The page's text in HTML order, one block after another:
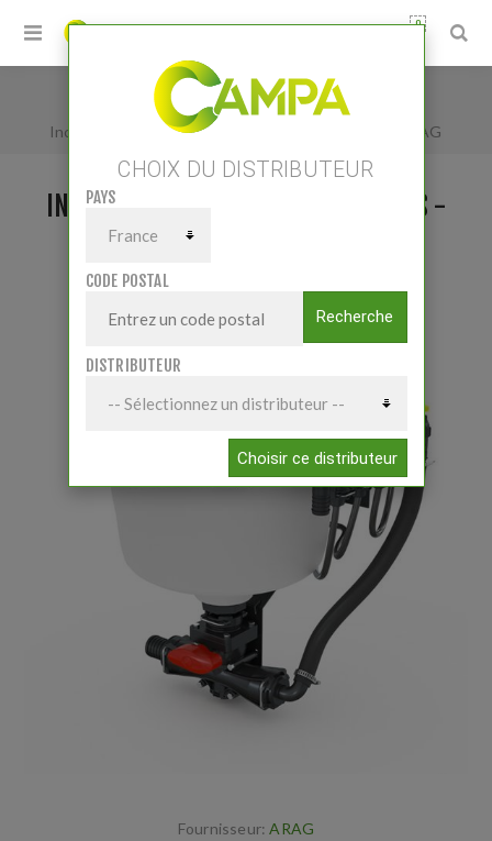
0
Accueil /
Incorporateur Niagara 30 litres - venturi Ø11 mm ARAG
INCORPORATEUR NIAGARA 30 LITRES -
VENTURI Ø11 MM ARAG
Fournisseur: ARAG
CHOIX DU DISTRIBUTEUR
PAYS
CODE POSTAL
Recherche
DISTRIBUTEUR
Choisir ce distributeur